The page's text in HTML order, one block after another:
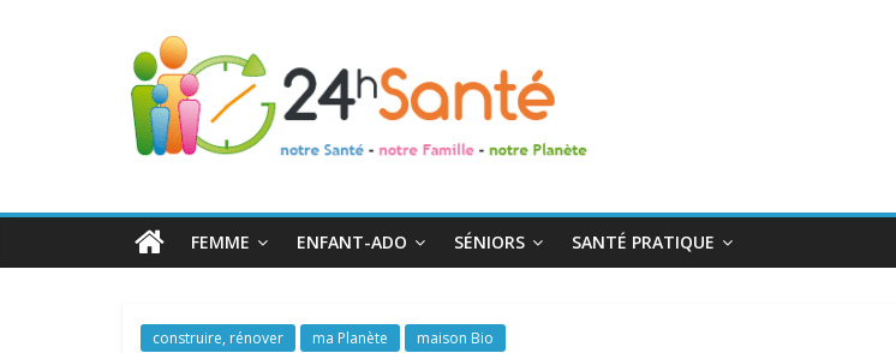
24h
Santé
toute
FEMME ENFANT-ADO SÉNIORS SANTÉ PRATIQUE
construire, rénover ma Planète maison Bio